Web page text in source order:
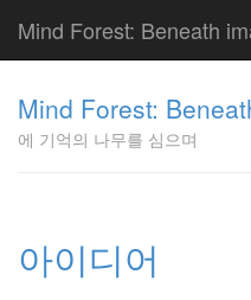
Mind Forest: Beneath
Mind Forest:
에 기억의 나무를 심으며
아이디어
이
의
글